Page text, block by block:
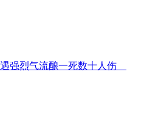
强烈气流酿一死数十人伤